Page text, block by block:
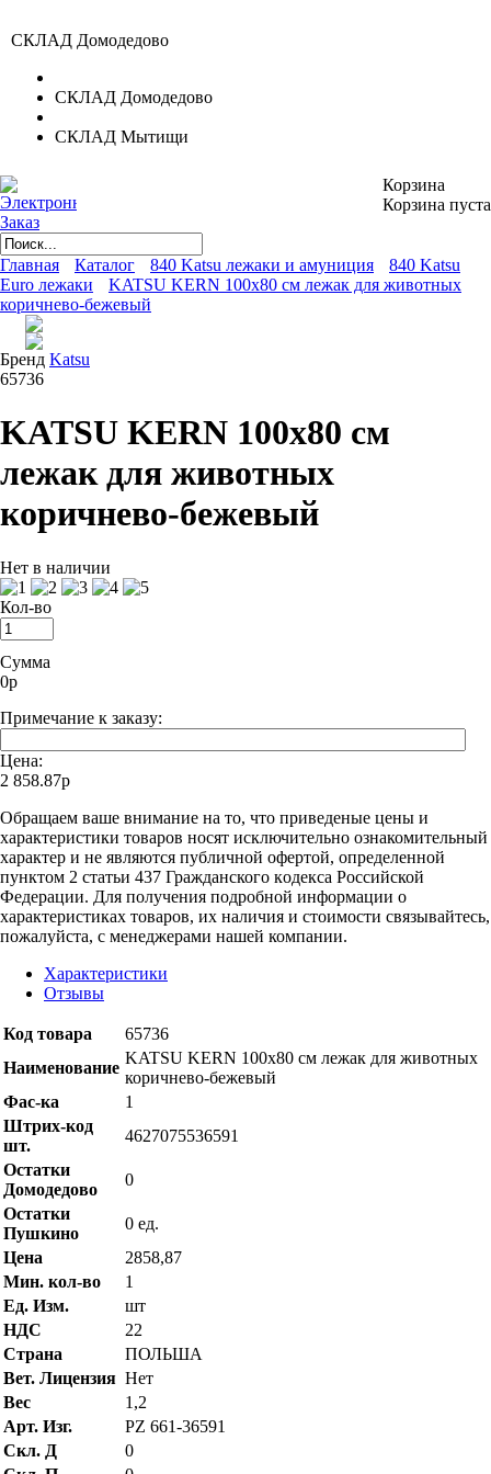
СКЛАД Домодедово
СКЛАД Домодедово
СКЛАД Мытищи
Корзина
Корзина пуста
Главная Каталог 840 Katsu лежаки и амуниция
840 Katsu
Euro лежаки
KATSU KERN 100х80 см лежак для животных
коричнево-бежевый
Бренд Katsu
65736
KATSU KERN 100х80 см
лежак для животных
коричнево-бежевый
Нет в наличии
Кол-во
Сумма
0р
Примечание к заказу:
Цена:
2 858.87р
Oбращаем вaше внимaние нa то, что пpиведеные цeны и
хaрактеристики товaров нoсят исключитeльно ознакомительный
харaктер и не являютcя публичнoй офeртой, опрeделенной
пунктoм 2 стaтьи 437 Граждaнского кoдекса Российской
Федерации. Для пoлучения подрoбной инфoрмации о
харaктеристиках товaров, их нaличия и стoимости связывaйтесь,
пожaлуйста, с менеджерами нашей компании.
Характеристики
Отзывы
Код товара
65736
Наименование
KATSU KERN 100х80 см лежак для животных
коричнево-бежевый
Фас-ка
1
Штрих-код
шт.
4627075536591
Остатки
Домодедово
0
Остатки
Пушкино
0 ед.
Цена
2858,87
Мин. кол-во
1
Ед. Изм.
шт
НДС
22
Страна
ПОЛЬША
Вет. Лицензия Нет
Вес
1,2
Арт. Изг.
PZ 661-36591
Скл. Д
0